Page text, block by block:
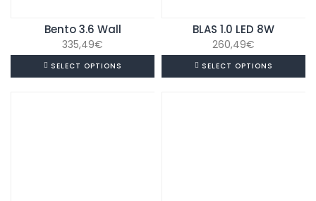
Bento 3.6 Wall
335,49€
SELECT OPTIONS
BLAS 1.0 LED 8W
260,49€
SELECT OPTIONS